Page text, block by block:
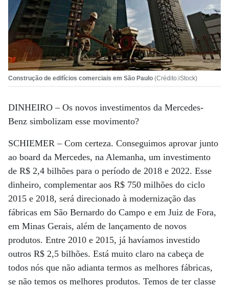
Construção de edifícios comerciais em São Paulo (Crédito:iStock)
DINHEIRO –Os novos investimentos da Mercedes-
Benz simbolizam esse movimento?
SCHIEMER –Com certeza. Conseguimos aprovar junto
ao board da Mercedes, na Alemanha, um investimento
de R$ 2,4 bilhões para o período de 2018 e 2022. Esse
dinheiro, complementar aos R$ 750 milhões do ciclo
2015 e 2018, será direcionado à modernização das
fábricas em São Bernardo do Campo e em Juiz de Fora,
em Minas Gerais, além de lançamento de novos
produtos. Entre 2010 e 2015, já havíamos investido
outros R$ 2,5 bilhões. Está muito claro na cabeça de
todos nós que não adianta termos as melhores fábricas,
se não temos os melhores produtos. Temos de ter classe